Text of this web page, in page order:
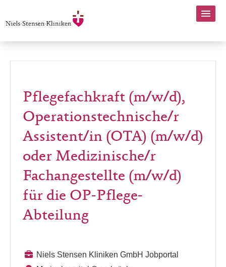
Pflegefachkraft (m/w/d),
Operationstechnische/r
Assistent/in (OTA) (m/w/d)
oder Medizinische/r
Fachangestellte (m/w/d)
für die OP-Pflege-
Abteilung
Niels Stensen Kliniken GmbH Jobportal